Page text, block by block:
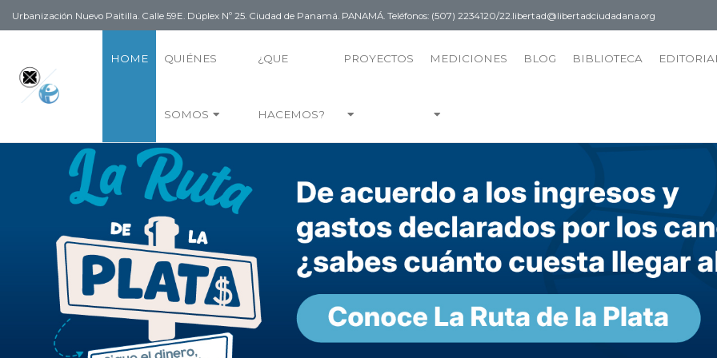
Urbanización Nuevo Paitilla. Calle 59E. Dúplex Nº 25. Ciudad de Panamá. PANAMÁ. Teléfonos: (507) 2234120/22. libertad@libertadciudadana.org
HOME QUIÉNES
SOMOS
¿QUE
HACEMOS?
PROYECTOS MEDICIONES BLOG BIBLIOTECA EDITORIAL